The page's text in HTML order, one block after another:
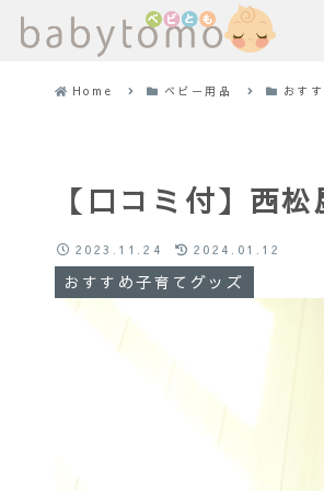
Home ベビー用品 おす
【口コミ付】西
おすすめ子育てグッズ
2023.11.24 2024.01.12